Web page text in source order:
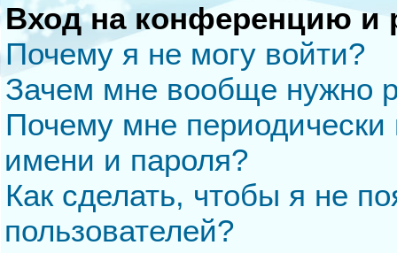
Вход на конференцию и
Почему я не могу войти?
Зачем мне вообще нужно
Почему мне периодически
имени и пароля?
Как сделать, чтобы я не
пользователей?